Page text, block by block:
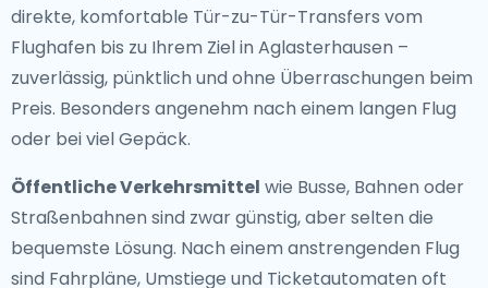
direkte, komfortable Tür-zu-Tür-Transfers vom
Flughafen bis zu Ihrem Ziel in Aglasterhausen –
zuverlässig, pünktlich und ohne Überraschungen beim
Preis. Besonders angenehm nach einem langen Flug
oder bei viel Gepäck.
Öffentliche Verkehrsmittel wie Busse, Bahnen oder
Straßenbahnen sind zwar günstig, aber selten die
bequemste Lösung. Nach einem anstrengenden Flug
sind Fahrpläne, Umstiege und Ticketautomaten oft